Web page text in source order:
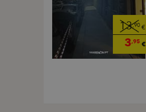
13,90€
3,95€